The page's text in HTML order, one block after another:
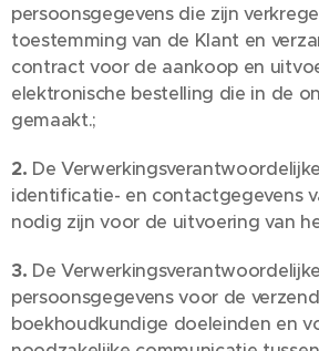
persoonsgegevens die zijn
toestemming van de Klant en
contract voor de aankoop en
elektronische bestelling die in de
gemaakt.;
2. De
identificatie- en contactgegevens
nodig zijn voor de uitvoering van
3. De
persoonsgegevens voor de
boekhoudkundige doeleinden en